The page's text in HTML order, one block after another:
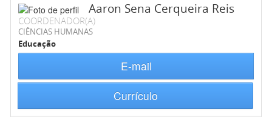
Aaron Sena Cerqueira Reis
COORDENADOR(A)
CIÊNCIAS HUMANAS
Educação
E-mail
Currículo